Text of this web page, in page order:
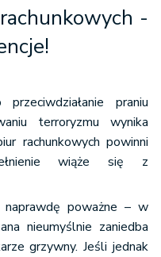
-
praniu
terroryzmu wynika
rachunkowych powinni
wiąże się z
poważne – w
nieumyślnie zaniedba
grzywny. Jeśli jednak